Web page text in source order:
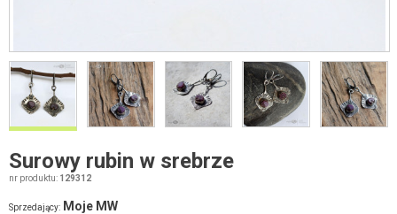
Surowy rubin w srebrze
nr produktu: 129312
Sprzedający: Moje MW